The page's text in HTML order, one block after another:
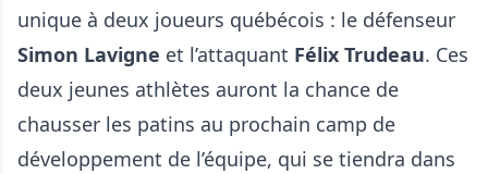
unique à deux joueurs québécois : le défenseur
Simon Lavigne et l’attaquant Félix Trudeau. Ces
deux jeunes athlètes auront la chance de
chausser les patins au prochain camp de
développement de l’équipe, qui se tiendra dans